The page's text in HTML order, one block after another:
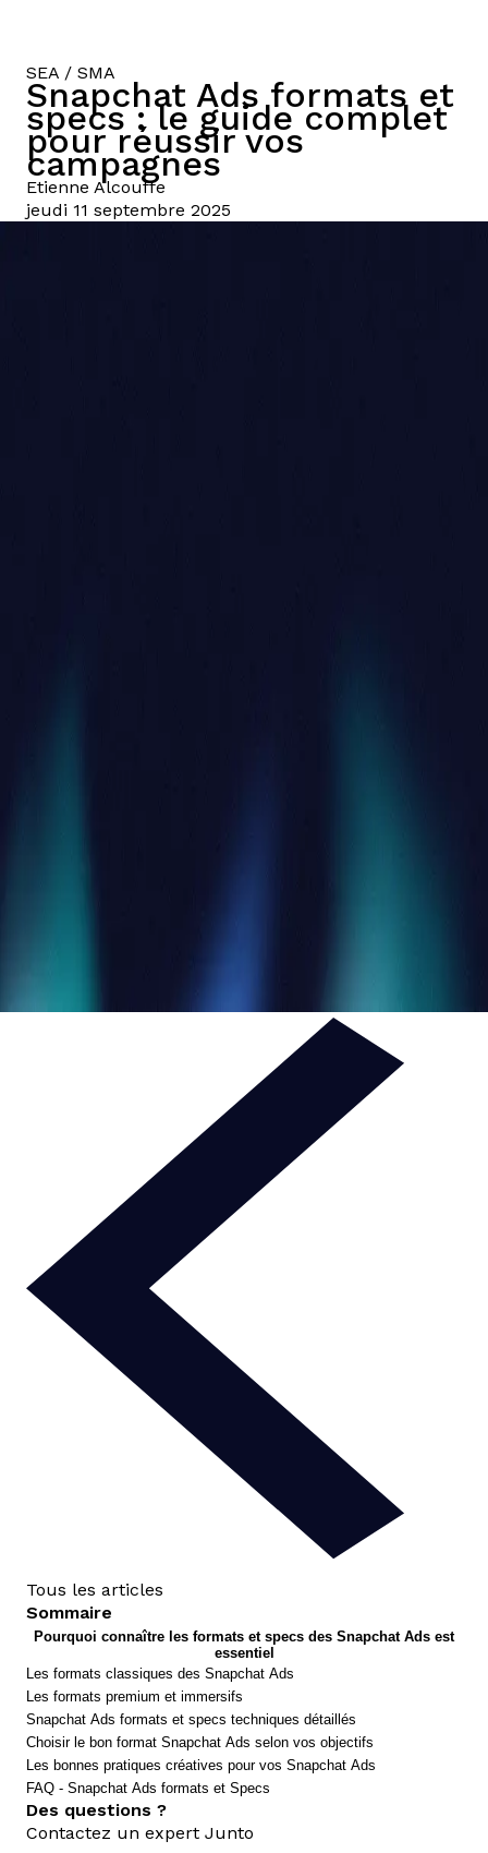
SEA / SMA
Snapchat Ads formats et
specs : le guide complet
pour réussir vos
campagnes
Etienne Alcouffe
jeudi 11 septembre 2025
Tous les articles
Sommaire
Pourquoi connaître les formats et specs des Snapchat Ads est
essentiel
Les formats classiques des Snapchat Ads
Les formats premium et immersifs
Snapchat Ads formats et specs techniques détaillés
Choisir le bon format Snapchat Ads selon vos objectifs
Les bonnes pratiques créatives pour vos Snapchat Ads
FAQ - Snapchat Ads formats et Specs
Des questions ?
Contactez un expert Junto